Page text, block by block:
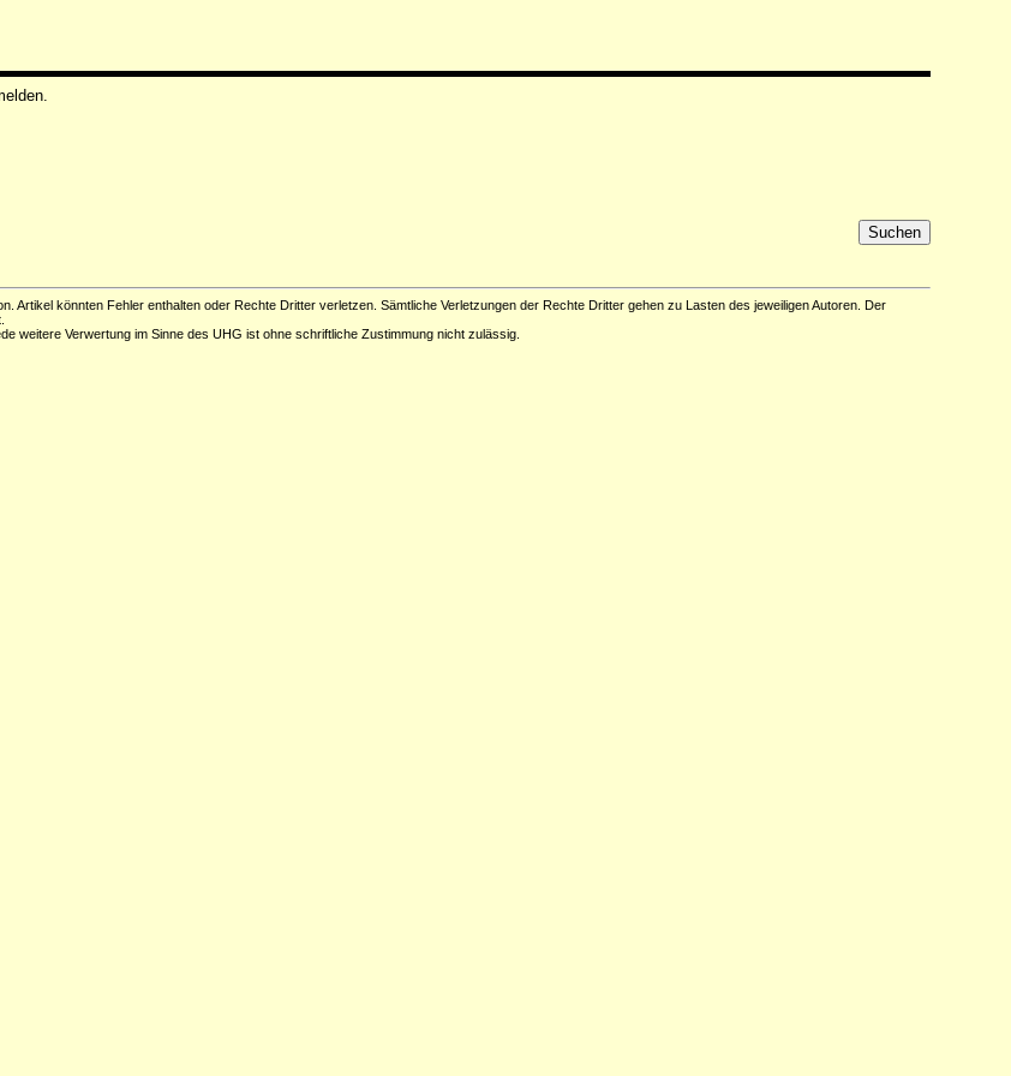
Artikel könnten Fehler enthalten oder Rechte Dritter verletzen. Sämtliche Verletzungen der Rechte Dritter gehen zu Lasten des jeweiligen Autoren. Der
Verwertung im Sinne des UHG ist ohne schriftliche Zustimmung nicht zulässig.